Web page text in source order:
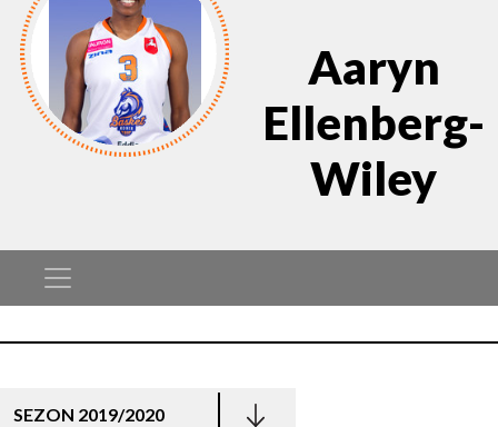
Aaryn
Ellenberg-
Wiley
SEZON 2019/2020